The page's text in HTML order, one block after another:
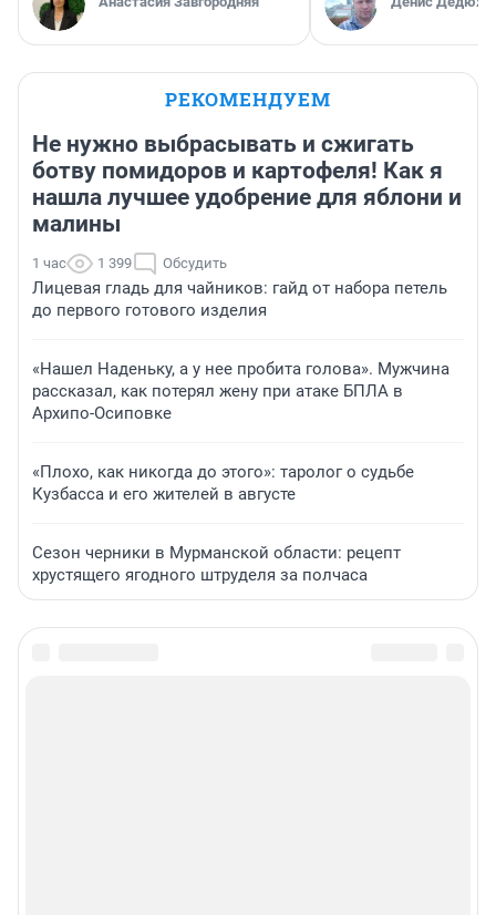
РЕКОМЕНДУЕМ
Не нужно выбрасывать и сжигать
ботву помидоров и картофеля! Как я
нашла лучшее удобрение для яблони и
малины
1 час 1 399 Обсудить
Лицевая гладь для чайников: гайд от набора петель
до первого готового изделия
«Нашел Наденьку, а у нее пробита голова». Мужчина
рассказал, как потерял жену при атаке БПЛА в
Архипо-Осиповке
«Плохо, как никогда до этого»: таролог о судьбе
Кузбасса и его жителей в августе
Сезон черники в Мурманской области: рецепт
хрустящего ягодного штруделя за полчаса